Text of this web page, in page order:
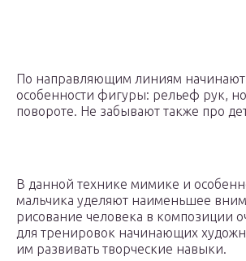
По направляющим линиям
особенности фигуры: рельеф рук,
повороте. Не забывают также про
В данной технике мимике и
мальчика уделяют наименьшее
рисование человека в композиции
для тренировок начинающих
им развивать творческие навыки.